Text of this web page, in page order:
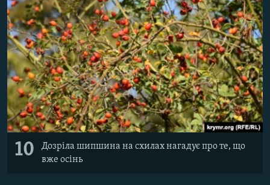
10
Дозріла шипшина на схилах нагадує про те, що
вже осінь